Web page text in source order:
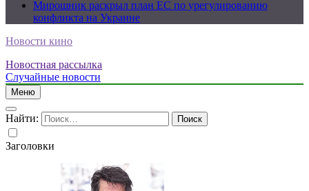
Мирошник раскрыл план ЕС по урегулированию
конфликта на Украине
Новости кино
Новостная рассылка
Случайные новости
Меню
Найти:
Заголовки